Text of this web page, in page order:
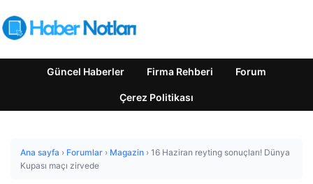
Güncel Haberler Firma Rehberi Forum
Çerez Politikası
Ana sayfa › Forumlar › Magazin › 16 Haziran reyting sonuçları! Dünya
Kupası maçı zirvede